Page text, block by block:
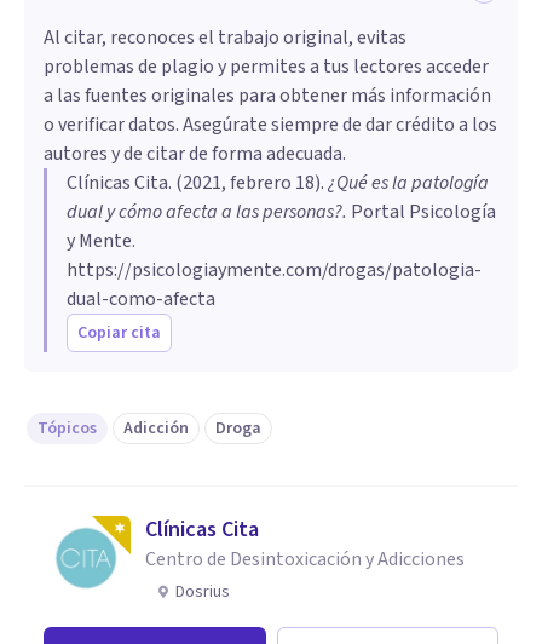
Al citar, reconoces el trabajo original, evitas
problemas de plagio y permites a tus lectores acceder
a las fuentes originales para obtener más información
o verificar datos. Asegúrate siempre de dar crédito a los
autores y de citar de forma adecuada.
Clínicas Cita. (2021, febrero 18).¿Qué es la patología
dual y cómo afecta a las personas?. Portal Psicología
y Mente.
https://psicologiaymente.com/drogas/patologia-
dual-como-afecta
Copiar cita
Tópicos Adicción Droga
Clínicas Cita
Centro de Desintoxicación y Adicciones
Dosrius